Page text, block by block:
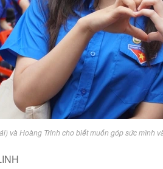
và Hoàng Trinh cho biết muốn góp sức mình